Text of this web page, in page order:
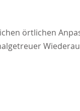
örtlichen